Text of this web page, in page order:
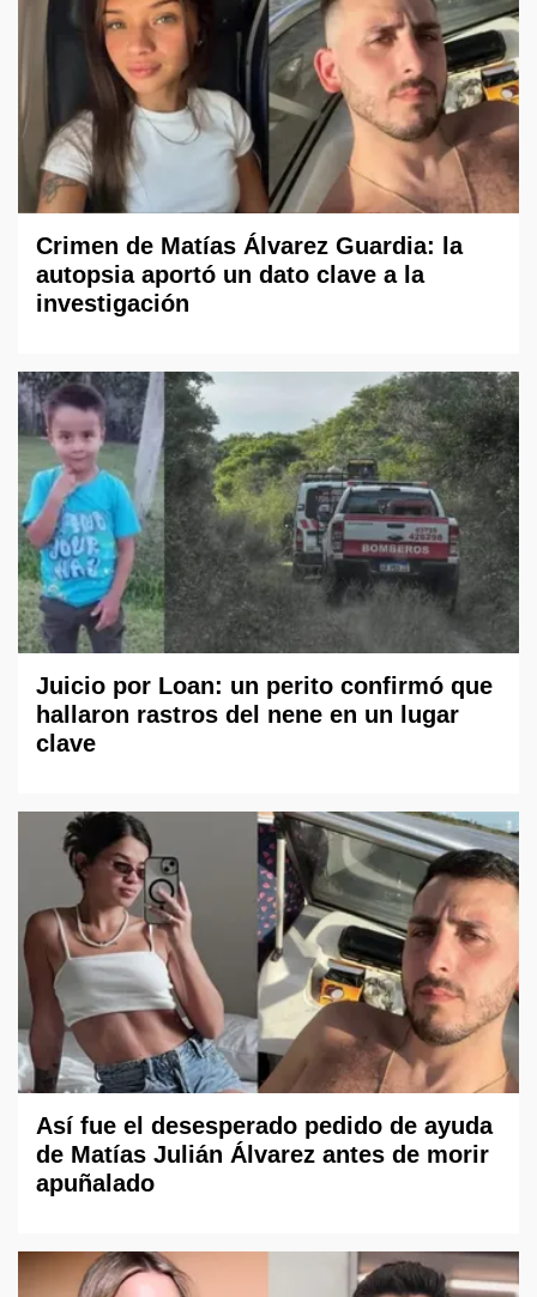
Crimen de Matías Álvarez Guardia: la
autopsia aportó un dato clave a la
investigación
Juicio por Loan: un perito confirmó que
hallaron rastros del nene en un lugar
clave
Así fue el desesperado pedido de ayuda
de Matías Julián Álvarez antes de morir
apuñalado